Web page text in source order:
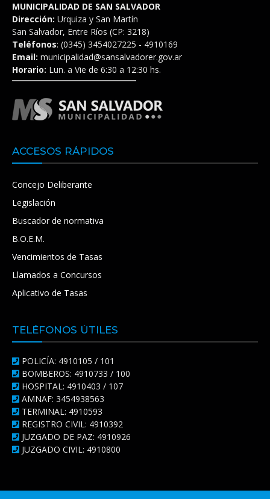
MUNICIPALIDAD DE SAN SALVADOR
Dirección: Urquiza y San Martín
San Salvador, Entre Ríos (CP: 3218)
Teléfonos: (0345) 3454027225 - 4910169
Email: municipalidad@sansalvadorer.gov.ar
Horario: Lun. a Vie de 6:30 a 12:30 hs.
ACCESOS RÁPIDOS
Concejo Deliberante
Legislación
Buscador de normativa
B.O.E.M.
Vencimientos de Tasas
Llamados a Concursos
Aplicativo de Tasas
TELÉFONOS ÚTILES
POLICÍA: 4910105 / 101
BOMBEROS: 4910733 / 100
HOSPITAL: 4910403 / 107
AMNAF: 3454938563
TERMINAL: 4910593
REGISTRO CIVIL: 4910392
JUZGADO DE PAZ: 4910926
JUZGADO CIVIL: 4910800